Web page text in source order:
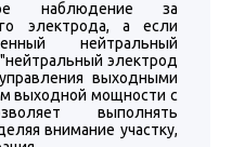
наблюдение за
электрода, а если
нейтральный
электрод
выходными
выходной мощности с
выполнять
внимание участку,